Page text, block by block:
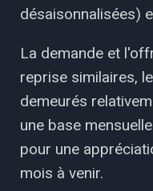
désaisonnalisées)
La demande et
reprise similaires,
demeurés
une base
pour une
mois à venir.